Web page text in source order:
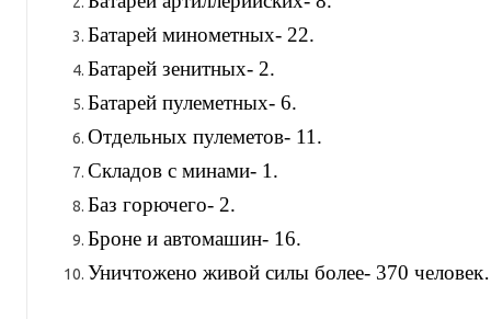
Батарей минометных- 22.
Батарей зенитных- 2.
Батарей пулеметных- 6.
Отдельных пулеметов- 11.
Складов с минами- 1.
Баз горючего- 2.
Броне и автомашин- 16.
Уничтожено живой силы более- 370